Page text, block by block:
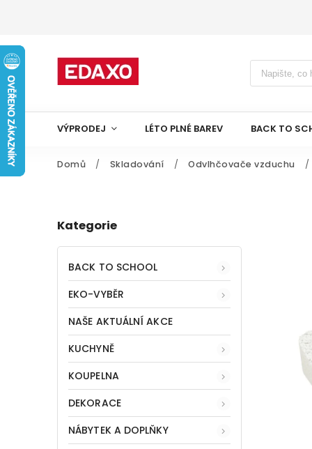
VÝPRODEJ LÉTO PLNÉ BAREV BACK TO
Domů / Skladování / Odvlhčovače vzduchu /
Kategorie
BACK TO SCHOOL
EKO-VYBĚR
NAŠE AKTUÁLNÍ AKCE
KUCHYNĚ
KOUPELNA
DEKORACE
NÁBYTEK A DOPLŇKY